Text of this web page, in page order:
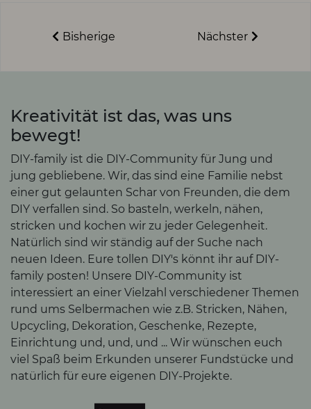
Bisherige Nächster
Kreativität ist das, was uns
bewegt!
DIY-family ist die DIY-Community für Jung und
jung gebliebene. Wir, das sind eine Familie nebst
einer gut gelaunten Schar von Freunden, die dem
DIY verfallen sind. So basteln, werkeln, nähen,
stricken und kochen wir zu jeder Gelegenheit.
Natürlich sind wir ständig auf der Suche nach
neuen Ideen. Eure tollen DIY's könnt ihr auf DIY-
family posten! Unsere DIY-Community ist
interessiert an einer Vielzahl verschiedener Themen
rund ums Selbermachen wie z.B. Stricken, Nähen,
Upcycling, Dekoration, Geschenke, Rezepte,
Einrichtung und, und, und ... Wir wünschen euch
viel Spaß beim Erkunden unserer Fundstücke und
natürlich für eure eigenen DIY-Projekte.